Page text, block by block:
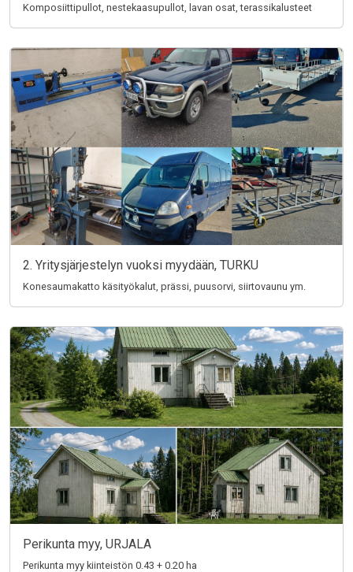
Komposiittipullot, nestekaasupullot, lavan osat, terassikalusteet
2. Yritysjärjestelyn vuoksi myydään, TURKU
Konesaumakatto käsityökalut, prässi, puusorvi, siirtovaunu ym.
Perikunta myy, URJALA
Perikunta myy kiinteistön 0.43 + 0.20 ha